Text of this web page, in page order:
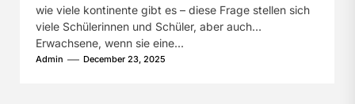
wie viele kontinente gibt es – diese Frage stellen sich
viele Schülerinnen und Schüler, aber auch
Erwachsene, wenn sie eine...
Admin December 23, 2025